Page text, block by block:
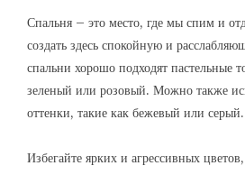
Спальня – это место, где мы спим и
создать здесь спокойную и
спальни хорошо подходят пастельные
зеленый или розовый. Можно также
оттенки, такие как бежевый или серый.
Избегайте ярких и агрессивных